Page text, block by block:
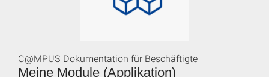
Meine Module (Applikation)
C@MPUS Dokumentation für Beschäftigte